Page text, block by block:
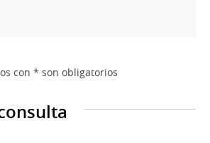
con * son obligatorios